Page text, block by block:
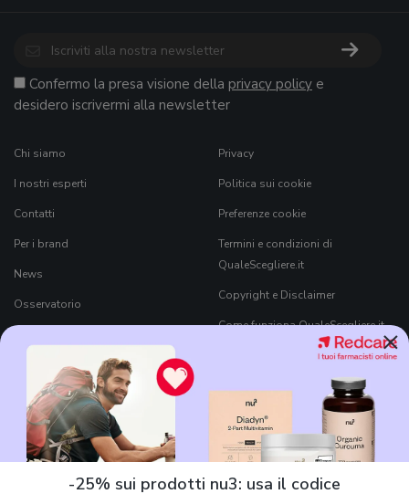
×
-25% sui prodotti nu3: usa il codice
Confermo la presa visione della privacy policy e
desidero iscrivermi alla newsletter
Chi siamo
I nostri esperti
Contatti
Per i brand
News
Osservatorio
Black Friday 2026
Privacy
Politica sui cookie
Preferenze cookie
Termini e condizioni di
QualeScegliere.it
Copyright e Disclaimer
Come funziona QualeScegliere.it